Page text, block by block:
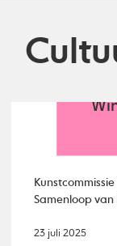
Samenloop van
23 juli 2025